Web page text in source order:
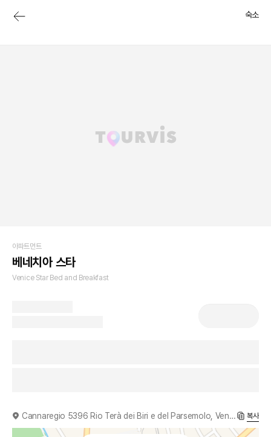
숙소
아파트먼트
베네치아 스타
Venice Star Bed and Breakfast
Cannaregio 5396 Rio Terà dei Biri e del Parsemolo, Venice, 30121, IT 복사